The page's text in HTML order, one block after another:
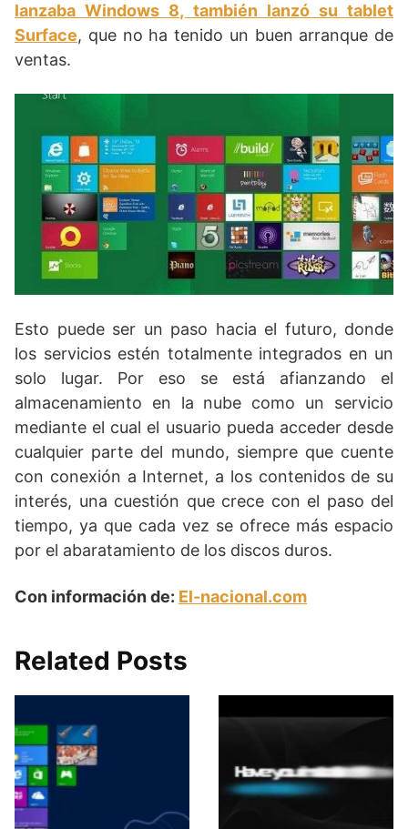
lanzaba Windows 8, también lanzó su tablet
Surface, que no ha tenido un buen arranque de
ventas.
Esto puede ser un paso hacia el futuro, donde
los servicios estén totalmente integrados en un
solo lugar. Por eso se está afianzando el
almacenamiento en la nube como un servicio
mediante el cual el usuario pueda acceder desde
cualquier parte del mundo, siempre que cuente
con conexión a Internet, a los contenidos de su
interés, una cuestión que crece con el paso del
tiempo, ya que cada vez se ofrece más espacio
por el abaratamiento de los discos duros.
Con información de: El-nacional.com
Related Posts